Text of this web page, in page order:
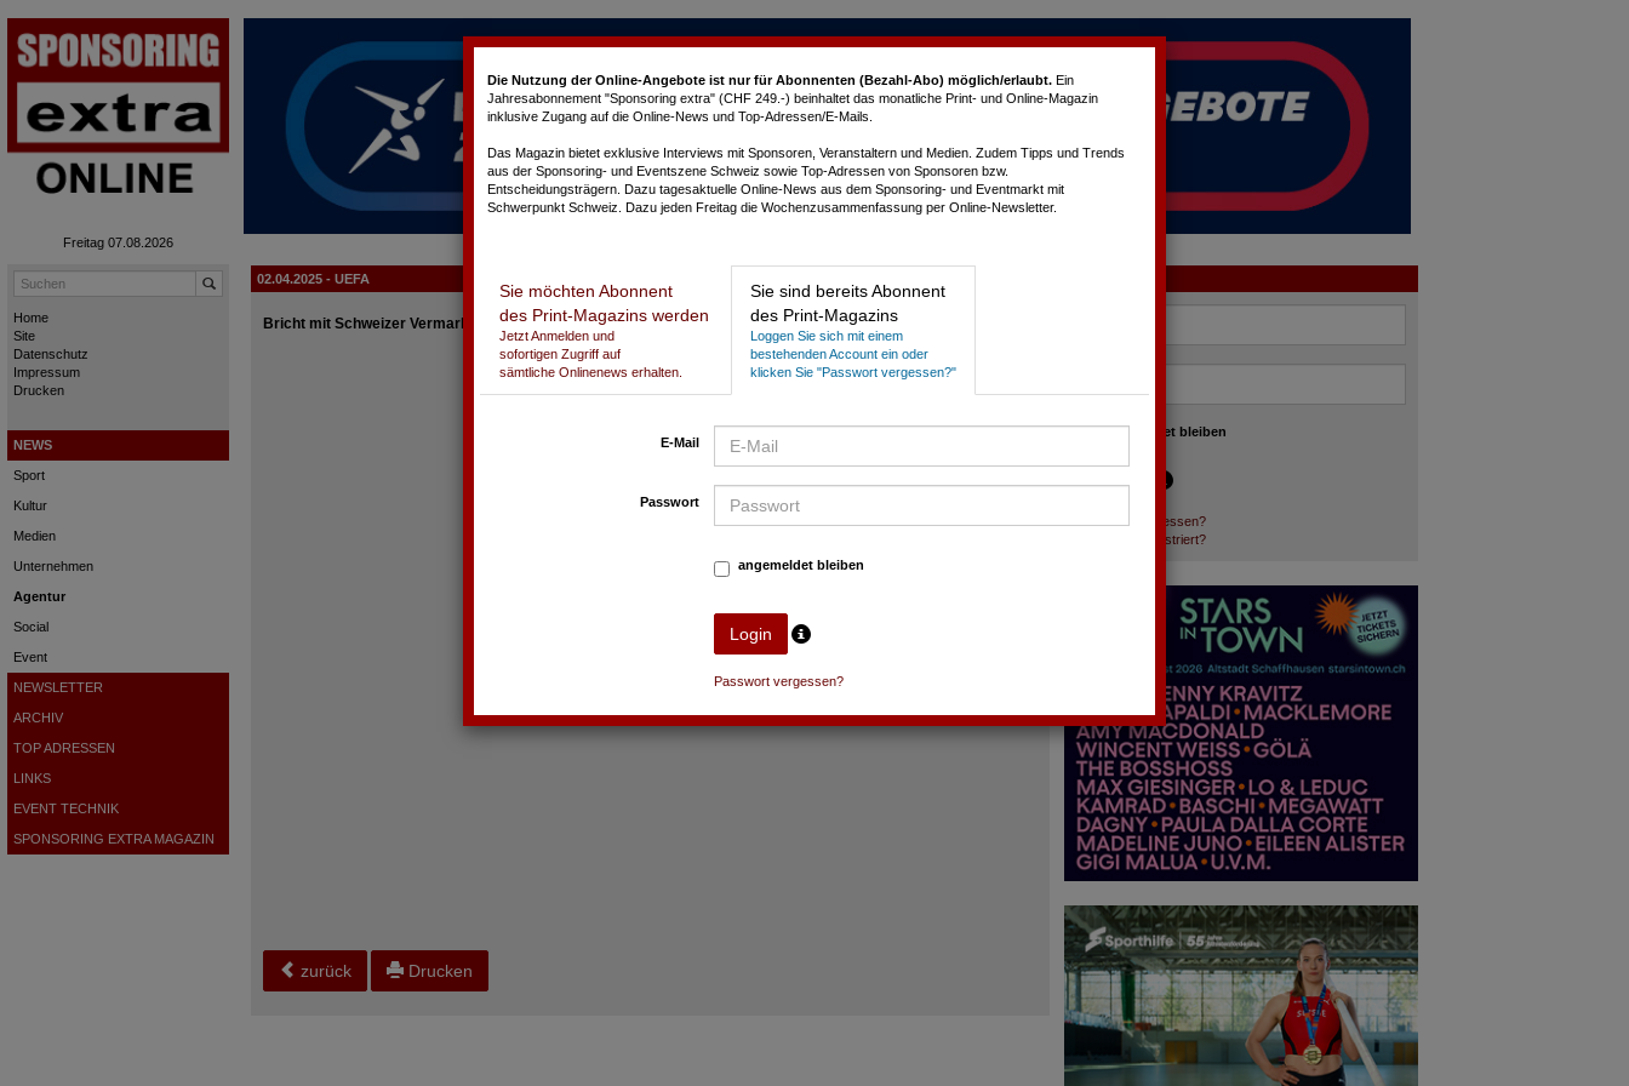
Die Nutzung der Online-Angebote ist nur für Abonnenten (Bezahl-Abo) möglich/erlaubt. Ein
Jahresabonnement "Sponsoring extra" (CHF 249.-) beinhaltet das monatliche Print- und Online-Magazin
inklusive Zugang auf die Online-News und Top-Adressen/E-Mails.
Das Magazin bietet exklusive Interviews mit Sponsoren, Veranstaltern und Medien. Zudem Tipps und Trends
aus der Sponsoring- und Eventszene Schweiz sowie Top-Adressen von Sponsoren bzw.
Entscheidungsträgern. Dazu tagesaktuelle Online-News aus dem Sponsoring- und Eventmarkt mit
Schwerpunkt Schweiz. Dazu jeden Freitag die Wochenzusammenfassung per Online-Newsletter.
Sie möchten Abonnent
des Print-Magazins werden
Jetzt Anmelden und
sofortigen Zugriff auf
sämtliche Onlinenews erhalten.
Sie sind bereits Abonnent
des Print-Magazins
Loggen Sie sich mit einem
bestehenden Account ein oder
klicken Sie "Passwort vergessen?"
E-Mail
Passwort
angemeldet bleiben
Passwort vergessen?
Freitag 07.08.2026
Home
Site
Datenschutz
Impressum
Drucken
NEWS
Sport
Kultur
Medien
Unternehmen
Agentur
Social
Event
NEWSLETTER
ARCHIV
TOP ADRESSEN
LINKS
EVENT TECHNIK
SPONSORING EXTRA MAGAZIN
angemeldet bleiben
Passwort vergessen?
Noch nicht registriert?
02.04.2025 - UEFA
Bricht mit Schweizer Vermarkter Team
zurück Drucken